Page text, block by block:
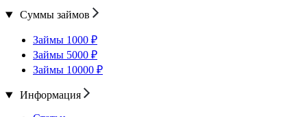
Суммы займов
Займы 1000 ₽
Займы 5000 ₽
Займы 10000 ₽
Информация